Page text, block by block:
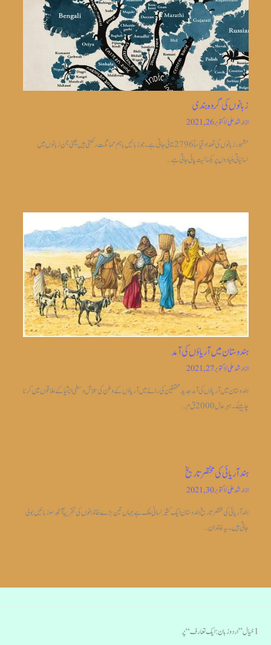
زبانوں کی گروہ بندی
ازارشد علی/اکتوبر 26, 2021
مشہور زبانوں کی تعداد قیاساً2796 بتائی جاتی ہے ۔جو زبانیں باہم مماثلت رکھتی ہیں یعنی جن زبانوں میں
لسانیاتی بنیادوں پر یکسانیت پائی جاتی ہے…
ہندوستان میں آریاؤں کی آمد
ازارشد علی/اکتوبر 27, 2021
ہندوستان میں آریاؤں کی آمد جدیدمحققین کی رائے میں آریاؤں کے وطن کی تلاش وسطی ایشیا کے علاقوں میں کرنا
چاہیئے۔بہر حال 2000 ق م…
ہندآریائی کی مختصر تاریخ
ازارشد علی/اکتوبر 30, 2021
ہند آریائی کی مختصر تاریخ ہندوستان ایک کثیر لسانی ملک ہے جہاں تین بڑے خاندانوں کی تقریباً آٹھ سو زبانیں بولی
جاتی ہیں۔ یہ خاندان…
1 خیال ”اردو زبان: ایک تعارف“ پر